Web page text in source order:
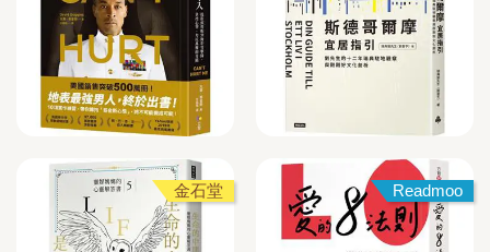
金石堂 Readmoo